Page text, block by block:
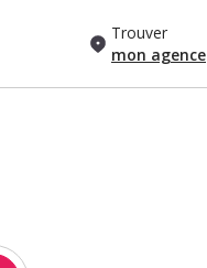
Trouver
mon agence